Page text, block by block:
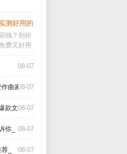
测好用的自动作曲工具_
钱？别担
费又好用
一首完整
些AI写歌
08-07
曲家_08-07
款文章_
08-07
你_ 08-07
_ 08-07